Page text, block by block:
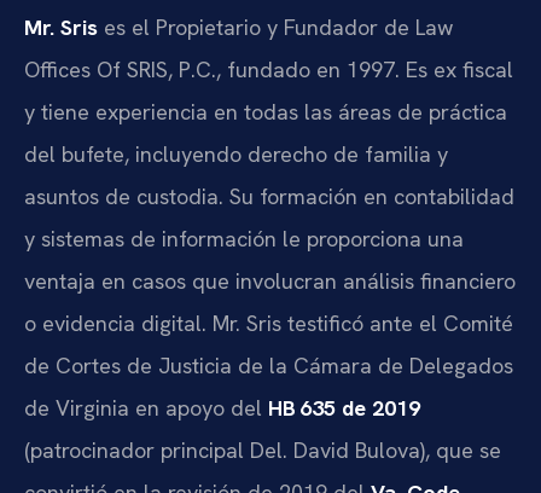
Mr. Sris es el Propietario y Fundador de Law
Offices Of SRIS, P.C., fundado en 1997. Es ex fiscal
y tiene experiencia en todas las áreas de práctica
del bufete, incluyendo derecho de familia y
asuntos de custodia. Su formación en contabilidad
y sistemas de información le proporciona una
ventaja en casos que involucran análisis financiero
o evidencia digital. Mr. Sris testificó ante el Comité
de Cortes de Justicia de la Cámara de Delegados
de Virginia en apoyo del HB 635 de 2019
(patrocinador principal Del. David Bulova), que se